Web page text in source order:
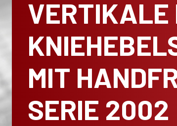
VERTIKALE
MIT
SERIE 2002